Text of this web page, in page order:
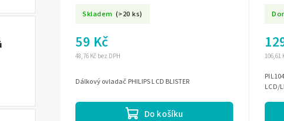
Skladem (>20 ks)
48,76 Kč bez DPH
59 Kč
Do košíku
Dálkový ovladač PHILIPS LCD BLISTER
106,61
LCD/